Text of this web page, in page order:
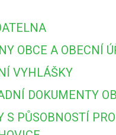
OBCE A OBECNÍ
VYHLÁŠKY
DOKUMENTY
S PŮSOBNOSTÍ